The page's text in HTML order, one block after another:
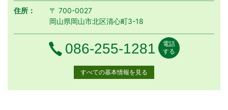
住所：
〒 700-0027
岡山県岡山市北区清心町3-18
電話番号
086-255-1281
電話
する
すべての基本情報を見る